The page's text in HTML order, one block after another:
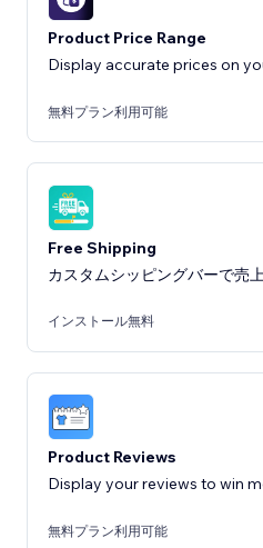
Product Price Range
Display accurate prices on
無料プラン利用可能
Free Shipping
カスタムシッピングバーで売
インストール無料
Product Reviews
Display your reviews to win
無料プラン利用可能